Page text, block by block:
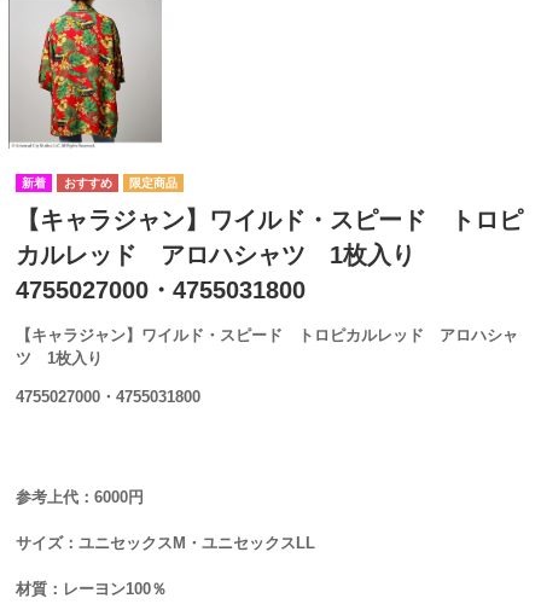
【キャラジャン】ワイルド・スピード トロピ
カルレッド アロハシャツ 1枚入り
4755027000・4755031800
【キャラジャン】ワイルド・スピード トロピカルレッド アロハシャ
ツ 1枚入り
4755027000・4755031800
参考上代：6000円
サイズ：ユニセックスM・ユニセックスLL
材質：レーヨン100％